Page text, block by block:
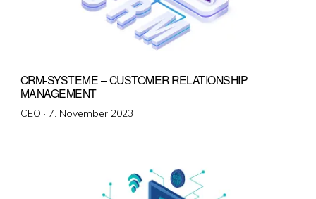
CRM-SYSTEME – CUSTOMER RELATIONSHIP
MANAGEMENT
CEO · Veröffentlicht
7. November 2023